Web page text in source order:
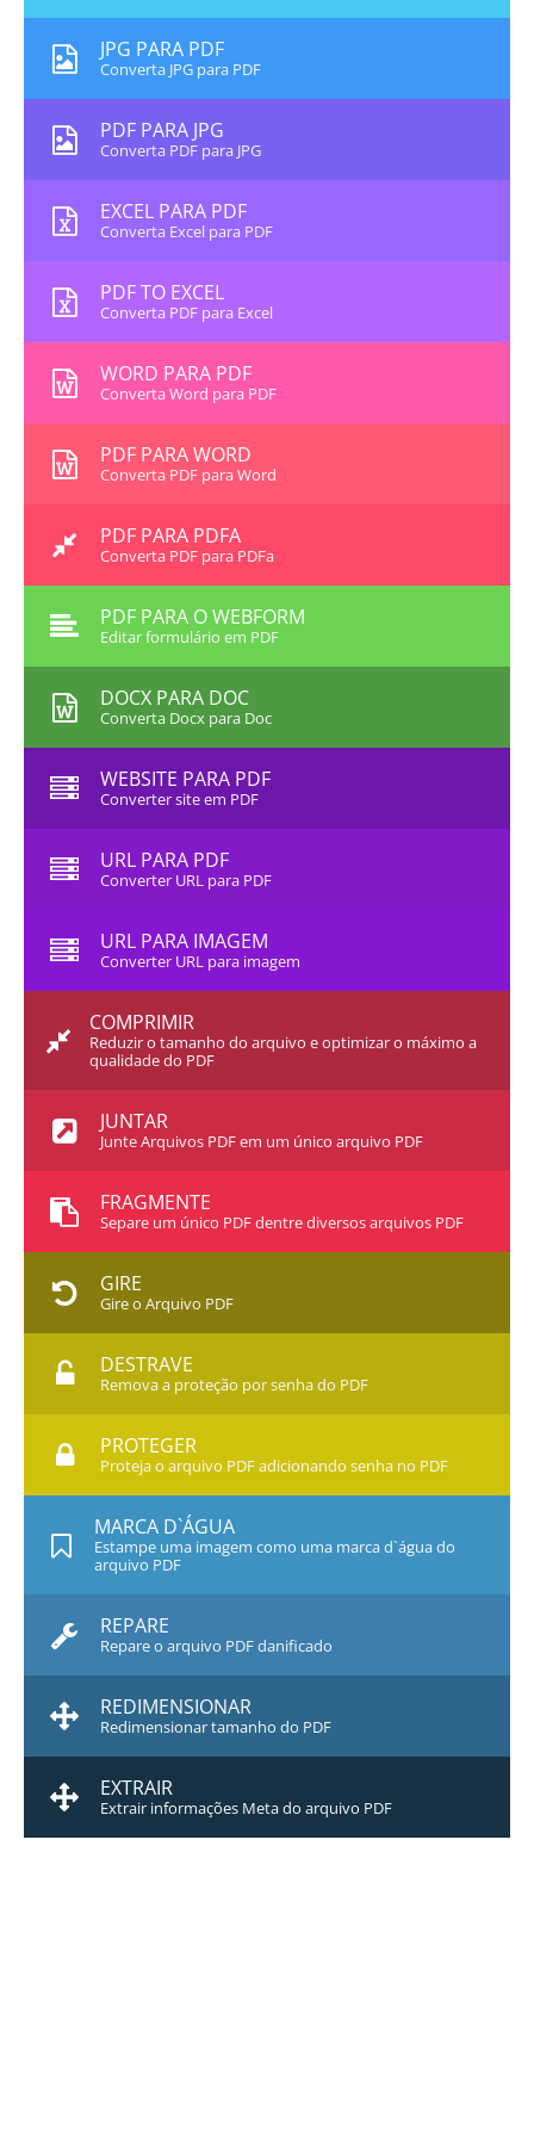
JPG PARA PDF
Converta JPG para PDF
PDF PARA JPG
Converta PDF para JPG
EXCEL PARA PDF
Converta Excel para PDF
PDF TO EXCEL
Converta PDF para Excel
WORD PARA PDF
Converta Word para PDF
PDF PARA WORD
Converta PDF para Word
PDF PARA PDFA
Converta PDF para PDFa
PDF PARA O WEBFORM
Editar formulário em PDF
DOCX PARA DOC
Converta Docx para Doc
WEBSITE PARA PDF
Converter site em PDF
URL PARA PDF
Converter URL para PDF
URL PARA IMAGEM
Converter URL para imagem
COMPRIMIR
Reduzir o tamanho do arquivo e optimizar o máximo a
qualidade do PDF
JUNTAR
Junte Arquivos PDF em um único arquivo PDF
FRAGMENTE
Separe um único PDF dentre diversos arquivos PDF
GIRE
Gire o Arquivo PDF
DESTRAVE
Remova a proteção por senha do PDF
PROTEGER
Proteja o arquivo PDF adicionando senha no PDF
MARCA D`ÁGUA
Estampe uma imagem como uma marca d`água do
arquivo PDF
REPARE
Repare o arquivo PDF danificado
REDIMENSIONAR
Redimensionar tamanho do PDF
EXTRAIR
Extrair informações Meta do arquivo PDF